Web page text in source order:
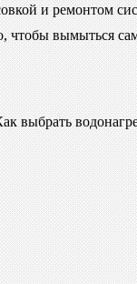
и ремонтом
чтобы вымыться
выбрать